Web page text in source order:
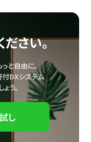
さい。
と自由に。
DXシステム
う。
し